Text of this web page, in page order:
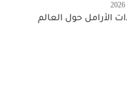
الأرامل حول العالم